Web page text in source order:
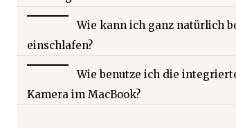
Wie kann ich ganz natürlich
einschlafen?
Wie benutze ich die
Kamera im MacBook?